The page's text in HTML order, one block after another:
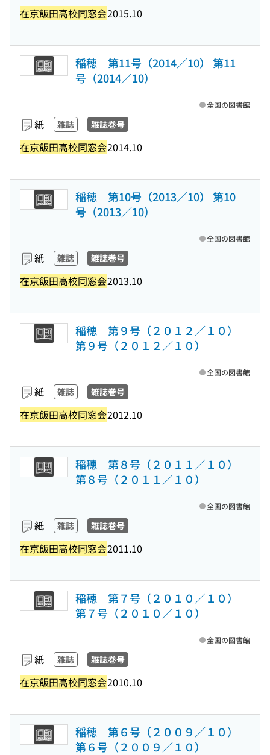
在京飯田高校同窓会2015.10
稲穂 第11号（2014／10） 第11
号（2014／10）
紙 雑誌 雑誌巻号
在京飯田高校同窓会2014.10
全国の図書館
稲穂 第10号（2013／10） 第10
号（2013／10）
紙 雑誌 雑誌巻号
在京飯田高校同窓会2013.10
全国の図書館
稲穂 第９号（２０１２／１０）
第９号（２０１２／１０）
紙 雑誌 雑誌巻号
在京飯田高校同窓会2012.10
全国の図書館
稲穂 第８号（２０１１／１０）
第８号（２０１１／１０）
紙 雑誌 雑誌巻号
在京飯田高校同窓会2011.10
全国の図書館
稲穂 第７号（２０１０／１０）
第７号（２０１０／１０）
紙 雑誌 雑誌巻号
在京飯田高校同窓会2010.10
全国の図書館
稲穂 第６号（２００９／１０）
第６号（２００９／１０）